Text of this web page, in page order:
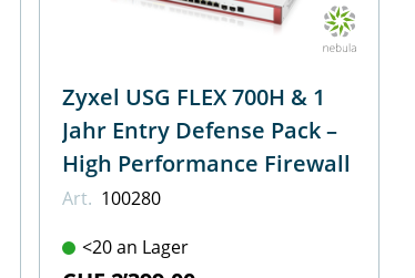
Zyxel USG FLEX 700H & 1
Jahr Entry Defense Pack –
High Performance Firewall
Art. 100280
<20 an Lager